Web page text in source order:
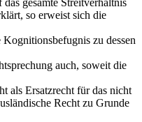
so erweist sich die
zu dessen
auch, soweit die
als Ersatzrecht für das nicht
Recht zu Grunde